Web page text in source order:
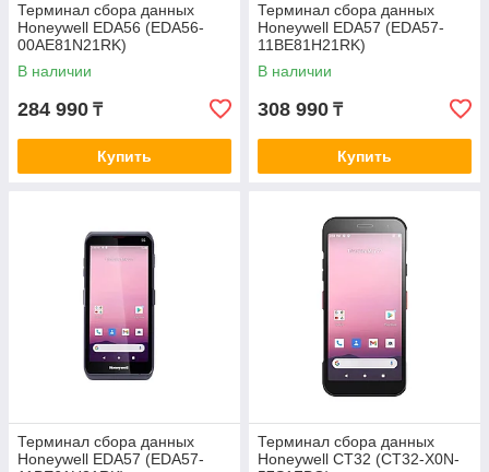
Терминал сбора данных
Honeywell EDA56 (EDA56-
00AE81N21RK)
В наличии
284 990 ₸
Купить
Терминал сбора данных
Honeywell EDA57 (EDA57-
11BE81H21RK)
В наличии
308 990 ₸
Купить
Терминал сбора данных
Honeywell EDA57 (EDA57-
Терминал сбора данных
Honeywell CT32 (CT32-X0N-